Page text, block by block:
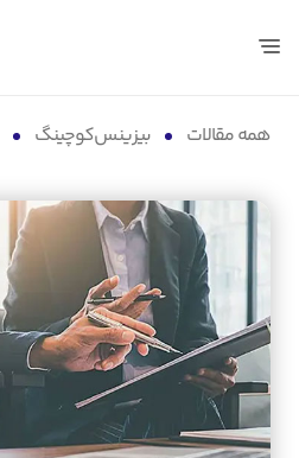
همه مقالات بیزینس‌کوچینگ